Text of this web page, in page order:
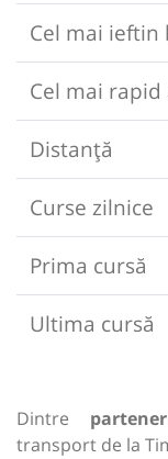
Cel mai ieftin
Cel mai
Distanță
Curse zilnice
Prima cursă
Ultima cursă
Dintre
transport de la